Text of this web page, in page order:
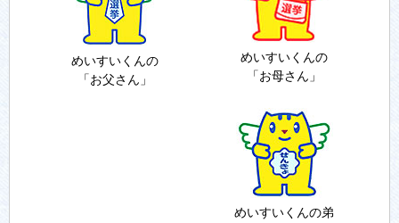
めいすいくんの
「お父さん」
めいすいくんの
「お母さん」
めいすいくんの弟